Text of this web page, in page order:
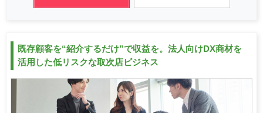
既存顧客を“紹介するだけ”で収益を。法人向けDX商材を
活用した低リスクな取次店ビジネス